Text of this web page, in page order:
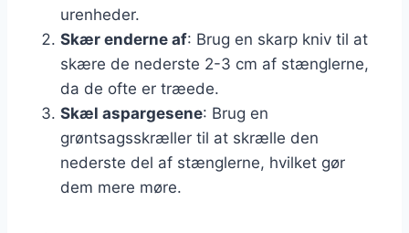
urenheder.
Skær enderne af: Brug en skarp kniv til at
skære de nederste 2-3 cm af stænglerne,
da de ofte er træede.
Skæl aspargesene: Brug en
grøntsagsskræller til at skrælle den
nederste del af stænglerne, hvilket gør
dem mere møre.